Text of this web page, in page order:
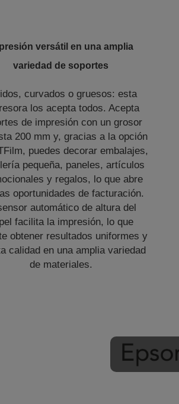
versátil en una amplia
variedad de soportes
curvados o gruesos: esta
los acepta todos. Acepta
de impresión con un grosor
200 mm y, gracias a la opción
puedes decorar embalajes,
pequeña, paneles, artículos
y regalos, lo que abre
oportunidades de facturación.
automático de altura del
facilita la impresión, lo que
obtener resultados uniformes y
calidad en una amplia variedad
de materiales.